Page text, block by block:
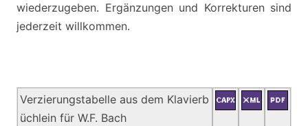
wiederzugeben. Ergänzungen und Korrekturen sind
jederzeit willkommen.
Verzierungstabelle aus dem Klavierb
üchlein für W.F. Bach